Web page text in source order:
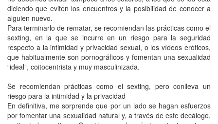
diciendo que eviten los encuentros y la posibilidad de conocer a
alguien nuevo.
Para terminarlo de rematar, se recomiendan las prácticas como el
sexting, en la que se incurre en un riesgo para la seguridad
respecto a la intimidad y privacidad sexual, o los vídeos eróticos,
que habitualmente son pornográficos y fomentan una sexualidad
“ideal”, coitocentrista y muy masculinizada.
Se recomiendan prácticas como el sexting, pero conlleva un
riesgo para la intimidad y la privacidad
En definitiva, me sorprende que por un lado se hagan esfuerzos
por fomentar una sexualidad natural y, a través de este decálogo,